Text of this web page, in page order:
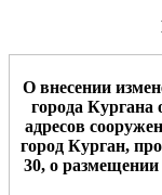
О внесении
города Кургана
адресов
город Курган,
30, о размещении